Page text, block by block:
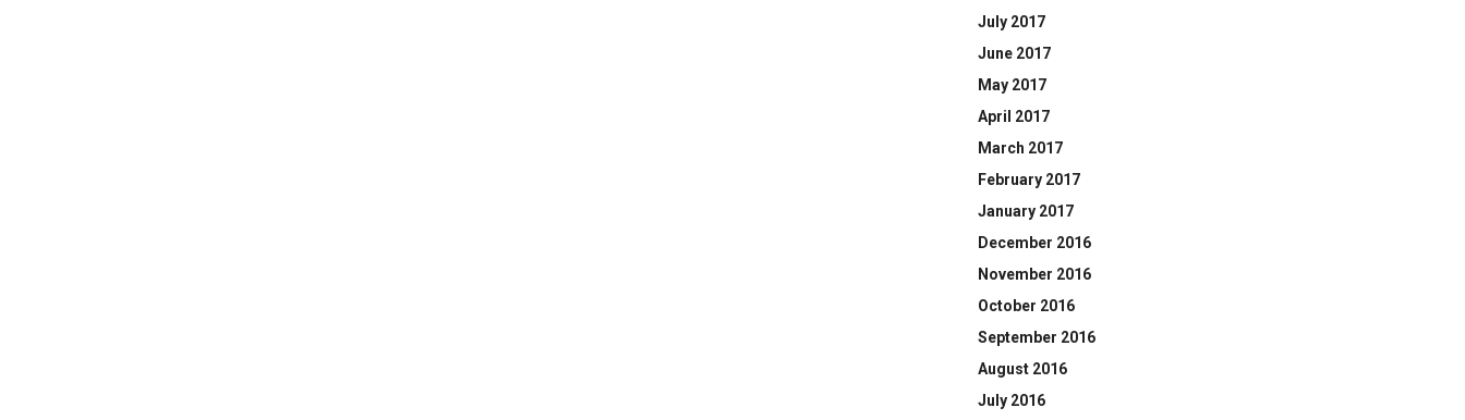
July 2017
June 2017
May 2017
April 2017
March 2017
February 2017
January 2017
December 2016
November 2016
October 2016
September 2016
August 2016
July 2016